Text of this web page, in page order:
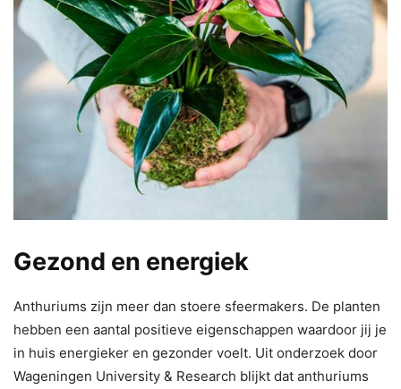
Gezond en energiek
Anthuriums zijn meer dan stoere sfeermakers. De planten
hebben een aantal positieve eigenschappen waardoor jij je
in huis energieker en gezonder voelt. Uit onderzoek door
Wageningen University & Research blijkt dat anthuriums